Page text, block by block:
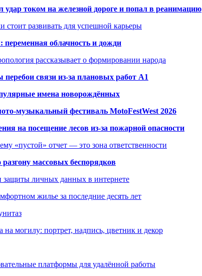
удар током на железной дороге и попал в реанимацию
развивать для успешной карьеры
облачность и дожди
рассказывает о формировании народа
связи из-за плановых работ A1
имена новорождённых
музыкальный фестиваль MotoFestWest 2026
на посещение лесов из-за пожарной опасности
«пустой» отчет — это зона ответственности
массовых беспорядков
личных данных в интернете
жилье за последние десять лет
могилу: портрет, надпись, цветник и декор
платформы для удалённой работы